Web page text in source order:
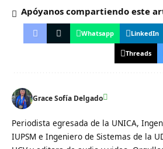
Apóyanos compartiendo este
Whatsapp LinkedIn
Threads
Grace Sofía Delgado
Periodista egresada de la UNICA,
IUPSM e Ingeniero de Sistemas de la